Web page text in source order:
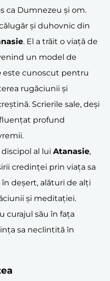
ca Dumnezeu și om.
și duhovnic din
. El a trăit o viață de
un model de
este cunoscut pentru
rugăciunii și
Scrierile sale, deși
profund
al lui Atanasie,
credinței prin viața sa
deșert, alături de alți
și meditației.
curajul său în fața
sa neclintită în